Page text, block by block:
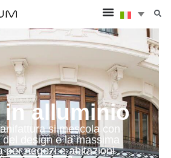
in alluminio
si mescola con
del design e la massima
per negozi e abitazioni